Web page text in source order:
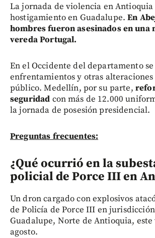
La jornada de violencia en
hostigamiento en Guadalupe.En
hombres fueron asesinados en una
vereda Portugal.
En el Occidente del departamento
enfrentamientos y otras
público. Medellín, por su parte,
seguridad con más de 12.000
la jornada de posesión presidencial.
Preguntas frecuentes:
¿Qué ocurrió en la
policial de Porce III en
Un dron cargado con explosivos
de Policía de Porce III en
Guadalupe, Norte de Antioquia, este
agosto.